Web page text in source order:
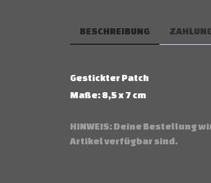
BESCHREIBUNG
Gestickter Patch
Maße: 8,5 x 7 cm
HINWEIS: Deine Bestellung
Artikel verfügbar sind.